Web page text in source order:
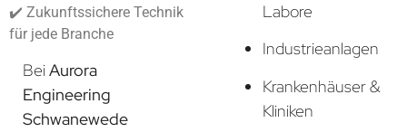
✔️ Zukunftssichere Technik
für jede Branche
BeiAurora
Engineering
Schwanewede
Labore
Industrieanlagen
Krankenhäuser &
Kliniken